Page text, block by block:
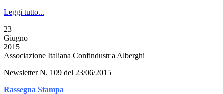
Leggi tutto...
23
Giugno
2015
Associazione Italiana Confindustria Alberghi
Newsletter N. 109 del 23/06/2015
Rassegna Stampa